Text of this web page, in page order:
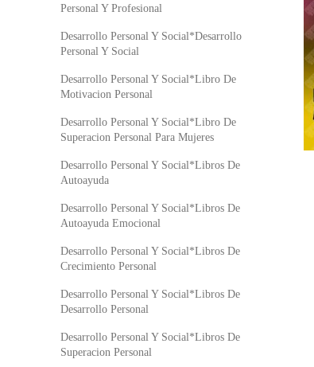
Personal Y Profesional
Desarrollo Personal Y Social*Desarrollo
Personal Y Social
Desarrollo Personal Y Social*Libro De
Motivacion Personal
Desarrollo Personal Y Social*Libro De
Superacion Personal Para Mujeres
Desarrollo Personal Y Social*Libros De
Autoayuda
Desarrollo Personal Y Social*Libros De
Autoayuda Emocional
Desarrollo Personal Y Social*Libros De
Crecimiento Personal
Desarrollo Personal Y Social*Libros De
Desarrollo Personal
Desarrollo Personal Y Social*Libros De
Superacion Personal